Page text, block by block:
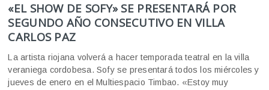
«EL SHOW DE SOFY» SE PRESENTARÁ POR
SEGUNDO AÑO CONSECUTIVO EN VILLA
CARLOS PAZ
La artista riojana volverá a hacer temporada teatral en la villa
veraniega cordobesa. Sofy se presentará todos los miércoles y
jueves de enero en el Multiespacio Timbao. «Estoy muy